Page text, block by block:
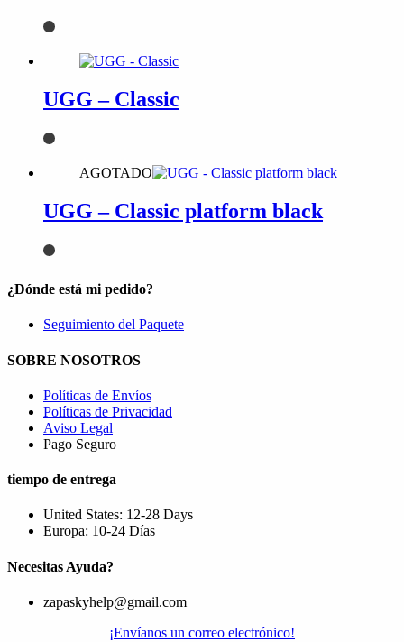
UGG – Classic
AGOTADO
UGG – Classic platform black
¿Dónde está mi pedido?
Seguimiento del Paquete
SOBRE NOSOTROS
Políticas de Envíos
Políticas de Privacidad
Aviso Legal
Pago Seguro
tiempo de entrega
United States: 12-28 Days
Europa: 10-24 Días
Necesitas Ayuda?
zapaskyhelp@gmail.com​
¡Envíanos un correo electrónico!